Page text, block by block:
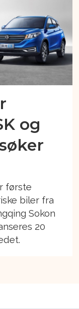
og
første
biler fra
Sokon
20